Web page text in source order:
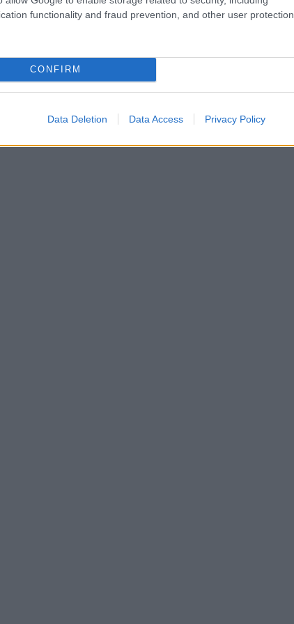
functionality and fraud prevention, and other user protection.
CONFIRM
Data Deletion Data Access Privacy Policy